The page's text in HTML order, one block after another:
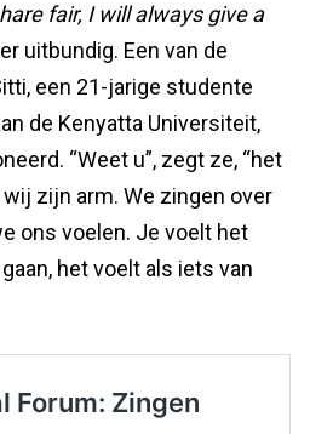
fair, I will always give a
uitbundig. Een van de
een 21-jarige studente
de Kenyatta Universiteit,
“Weet u”, zegt ze, “het
zijn arm. We zingen over
ons voelen. Je voelt het
het voelt als iets van